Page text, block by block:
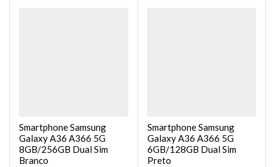
Smartphone Samsung
Galaxy A36 A366 5G
8GB/256GB Dual Sim
Branco
Smartphone Samsung
Galaxy A36 A366 5G
6GB/128GB Dual Sim
Preto